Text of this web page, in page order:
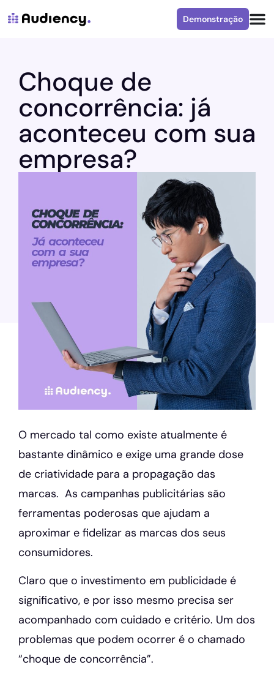
Demonstração
Choque de
concorrência: já
aconteceu com sua
empresa?
O mercado tal como existe atualmente é
bastante dinâmico e exige uma grande dose
de criatividade para a propagação das
marcas. As campanhas publicitárias são
ferramentas poderosas que ajudam a
aproximar e fidelizar as marcas dos seus
consumidores.
Claro que o investimento em publicidade é
significativo, e por isso mesmo precisa ser
acompanhado com cuidado e critério. Um dos
problemas que podem ocorrer é o chamado
“choque de concorrência”.